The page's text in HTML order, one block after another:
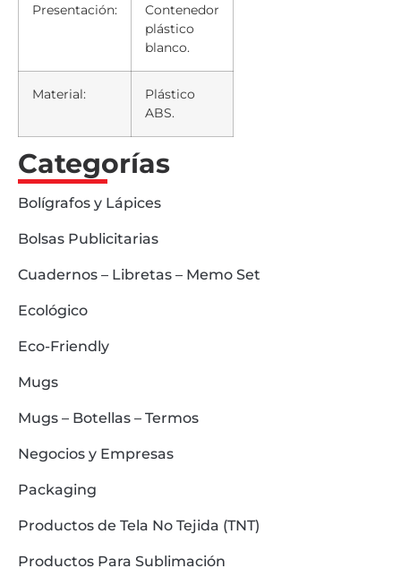
Presentación:
Contenedor
plástico
blanco.
Material:
Plástico
ABS.
Categorías
Bolígrafos y Lápices
Bolsas Publicitarias
Cuadernos – Libretas – Memo Set
Ecológico
Eco-Friendly
Mugs
Mugs – Botellas – Termos
Negocios y Empresas
Packaging
Productos de Tela No Tejida (TNT)
Productos Para Sublimación